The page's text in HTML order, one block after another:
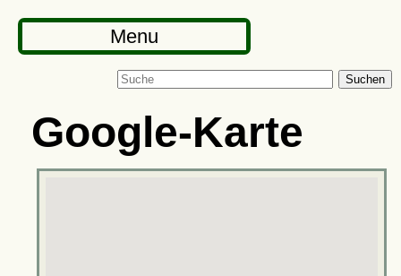
Menu
Suchen
Google-Karte